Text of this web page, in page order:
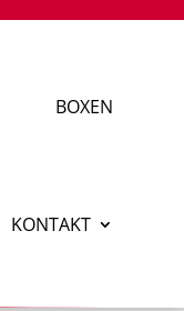
BOXEN
KONTAKT